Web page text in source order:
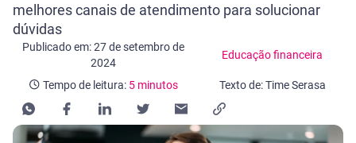
melhores canais de atendimento para solucionar
dúvidas
Publicado em: 27 de setembro de
2024
Educação financeira
Categoria Educação financeira
Tempo de leitura: 5 minutos
Tempo de leitura: 5 minutos
Texto de: Time Serasa